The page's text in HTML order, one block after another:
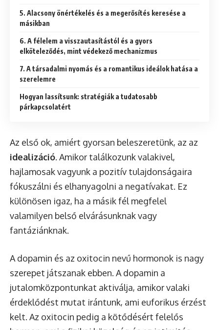
5. Alacsony önértékelés és a megerősítés keresése a
másikban
6. A félelem a visszautasítástól és a gyors
elköteleződés, mint védekező mechanizmus
7. A társadalmi nyomás és a romantikus ideálok hatása a
szerelemre
Hogyan lassítsunk: stratégiák a tudatosabb
párkapcsolatért
Az első ok, amiért gyorsan beleszeretünk, az az
idealizáció. Amikor találkozunk valakivel,
hajlamosak vagyunk a pozitív tulajdonságaira
fókuszálni és elhanyagolni a negatívakat. Ez
különösen igaz, ha a másik fél megfelel
valamilyen belső elvárásunknak vagy
fantáziánknak.
A dopamin és az oxitocin nevű hormonok is nagy
szerepet játszanak ebben. A dopamin a
jutalomközpontunkat aktiválja, amikor valaki
érdeklődést mutat irántunk, ami euforikus érzést
kelt. Az oxitocin pedig a kötődésért felelős